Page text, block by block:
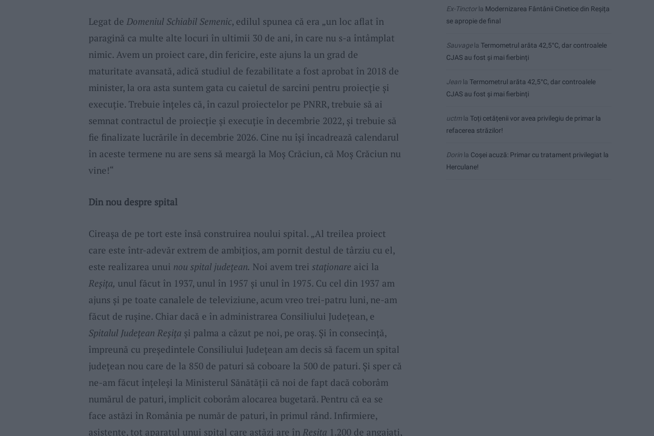
Legat de Domeniul Schiabil Semenic, edilul spunea că era „un loc aflat în
paragină ca multe alte locuri în ultimii 30 de ani, în care nu s-a întâmplat
nimic. Avem un proiect care, din fericire, este ajuns la un grad de
maturitate avansată, adică studiul de fezabilitate a fost aprobat în 2018 de
minister, la ora asta suntem gata cu caietul de sarcini pentru proiecţie şi
execuţie. Trebuie înţeles că, în cazul proiectelor pe PNRR, trebuie să ai
semnat contractul de proiecţie şi execuţie în decembrie 2022, şi trebuie să
fie finalizate lucrările în decembrie 2026. Cine nu îşi încadrează calendarul
în aceste termene nu are sens să meargă la Moş Crăciun, că Moş Crăciun nu
vine!“
Din nou despre spital
Cireaşa de pe tort este însă construirea noului spital. „Al treilea proiect
care este într-adevăr extrem de ambiţios, am pornit destul de târziu cu el,
este realizarea unui nou spital judeţean. Noi avem trei staţionare aici la
Reşiţa, unul făcut în 1937, unul în 1957 şi unul în 1975. Cu cel din 1937 am
ajuns şi pe toate canalele de televiziune, acum vreo trei-patru luni, ne-am
făcut de ruşine. Chiar dacă e în administrarea Consiliului Judeţean, e
Spitalul Judeţean Reşiţa şi palma a căzut pe noi, pe oraş. Şi în consecinţă,
împreună cu preşedintele Consiliului Judeţean am decis să facem un spital
judeţean nou care de la 850 de paturi să coboare la 500 de paturi. Şi sper că
ne-am făcut înţeleşi la Ministerul Sănătăţii că noi de fapt dacă coborâm
numărul de paturi, implicit coborâm alocarea bugetară. Pentru că ea se
face astăzi în România pe număr de paturi, în primul rând. Infirmiere,
asistente, tot aparatul unui spital care astăzi are în Reşiţa 1.200 de angajaţi,
Ex-Tinctorla Modernizarea Fântânii Cinetice din Reșița
se apropie de final
Sauvagela Termometrul arăta 42,5°C, dar controalele
CJAS au fost și mai fierbinți
Jean la Termometrul arăta 42,5°C, dar controalele
CJAS au fost și mai fierbinți
uctmla Toți cetățenii vor avea privilegiu de primar la
refacerea străzilor!
Dorin la Coșei acuză: Primar cu tratament privilegiat la
Herculane!